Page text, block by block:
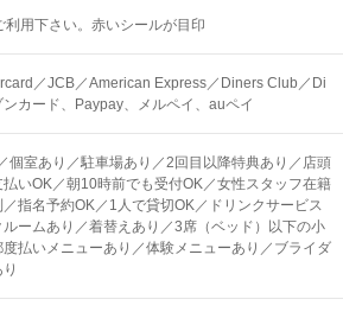
用下さい。赤いシールが目印
／JCB／American Express／Diners Club／Di
カード、Paypay、メルペイ、auペイ
個室あり／駐車場あり／2回目以降特典あり／店頭
いOK／朝10時前でも受付OK／女性スタッフ在籍
／指名予約OK／1人で貸切OK／ドリンクサービス
ームあり／着替えあり／3席（ベッド）以下の小
払いメニューあり／体験メニューあり／ブライダ